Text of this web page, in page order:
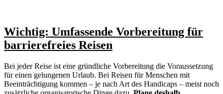
Wichtig: Umfassende Vorbereitung für
barrierefreies Reisen
Bei jeder Reise ist eine gründliche Vorbereitung die Voraussetzung
für einen gelungenen Urlaub. Bei Reisen für Menschen mit
Beeinträchtigung kommen – je nach Art des Handicaps – meist noch